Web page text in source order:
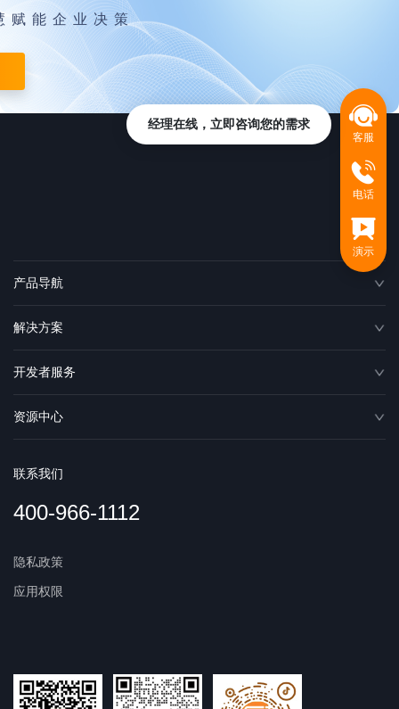
赋能企业决策
产品导航
解决方案
开发者服务
资源中心
联系我们
400-966-1112
隐私政策
应用权限
客服
电话
演示
经理在线，立即咨询您的需求